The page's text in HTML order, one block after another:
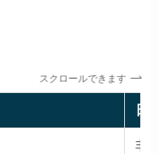
スクロールできます
日
非